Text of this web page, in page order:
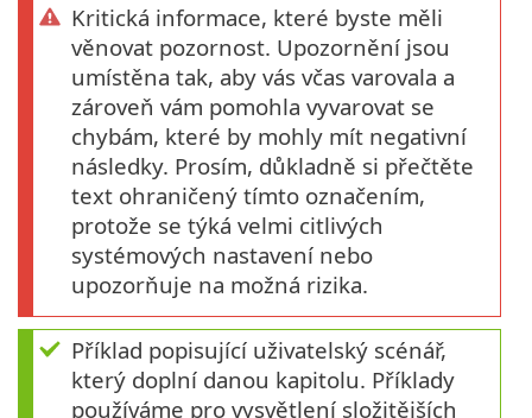
Kritická informace, které byste měli
věnovat pozornost. Upozornění jsou
umístěna tak, aby vás včas varovala a
zároveň vám pomohla vyvarovat se
chybám, které by mohly mít negativní
následky. Prosím, důkladně si přečtěte
text ohraničený tímto označením,
protože se týká velmi citlivých
systémových nastavení nebo
upozorňuje na možná rizika.
Příklad popisující uživatelský scénář,
který doplní danou kapitolu. Příklady
používáme pro vysvětlení složitějších